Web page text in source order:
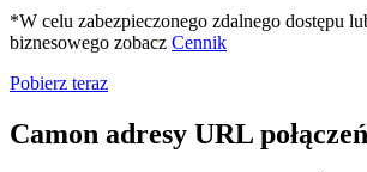
*W celu zabezpieczonego zdalnego dostępu
biznesowego zobacz Cennik
Pobierz teraz
Camon adresy URL połączeń